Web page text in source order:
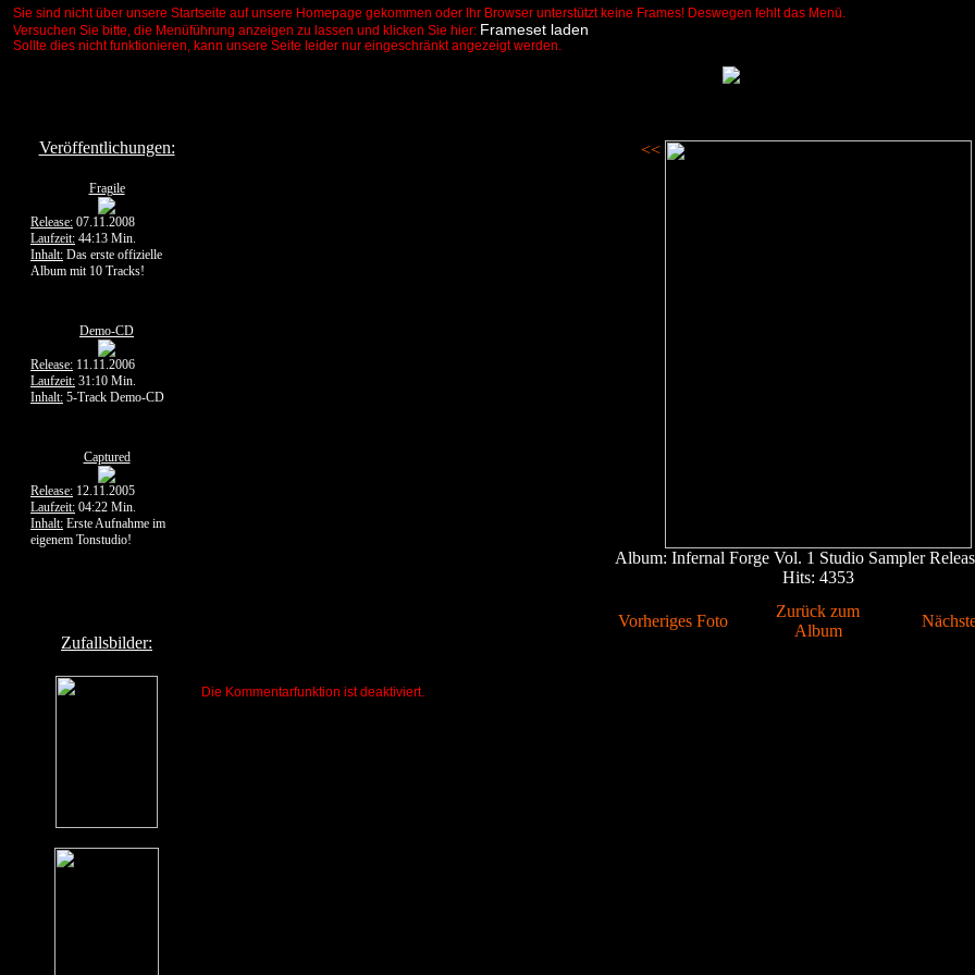
Sie sind nicht über unsere Startseite auf unsere Homepage gekommen oder Ihr Browser unterstützt keine Frames! Deswegen fehlt das Menü.
Versuchen Sie bitte, die Menüführung anzeigen zu lassen und klicken Sie hier: Frameset laden
Sollte dies nicht funktionieren, kann unsere Seite leider nur eingeschränkt angezeigt werden.
Veröffentlichungen:
Fragile
Release: 07.11.2008
Laufzeit: 44:13 Min.
Inhalt: Das erste offizielle
Album mit 10 Tracks!
Demo-CD
Release: 11.11.2006
Laufzeit: 31:10 Min.
Inhalt: 5-Track Demo-CD
Captured
Release: 12.11.2005
Laufzeit: 04:22 Min.
Inhalt: Erste Aufnahme im
eigenem Tonstudio!
Zufallsbilder:
<<
Album: Infernal Forge Vol. 1 Studio Sampler
Hits: 4353
Vorheriges Foto
Zurück zum
Album
Die Kommentarfunktion ist deaktiviert.